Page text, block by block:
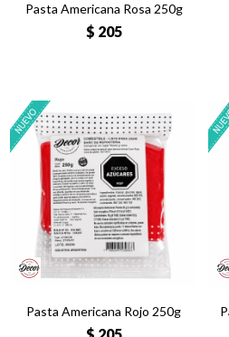
Pasta Americana Rosa 250g
$ 205
Pasta Americana Rojo 250g